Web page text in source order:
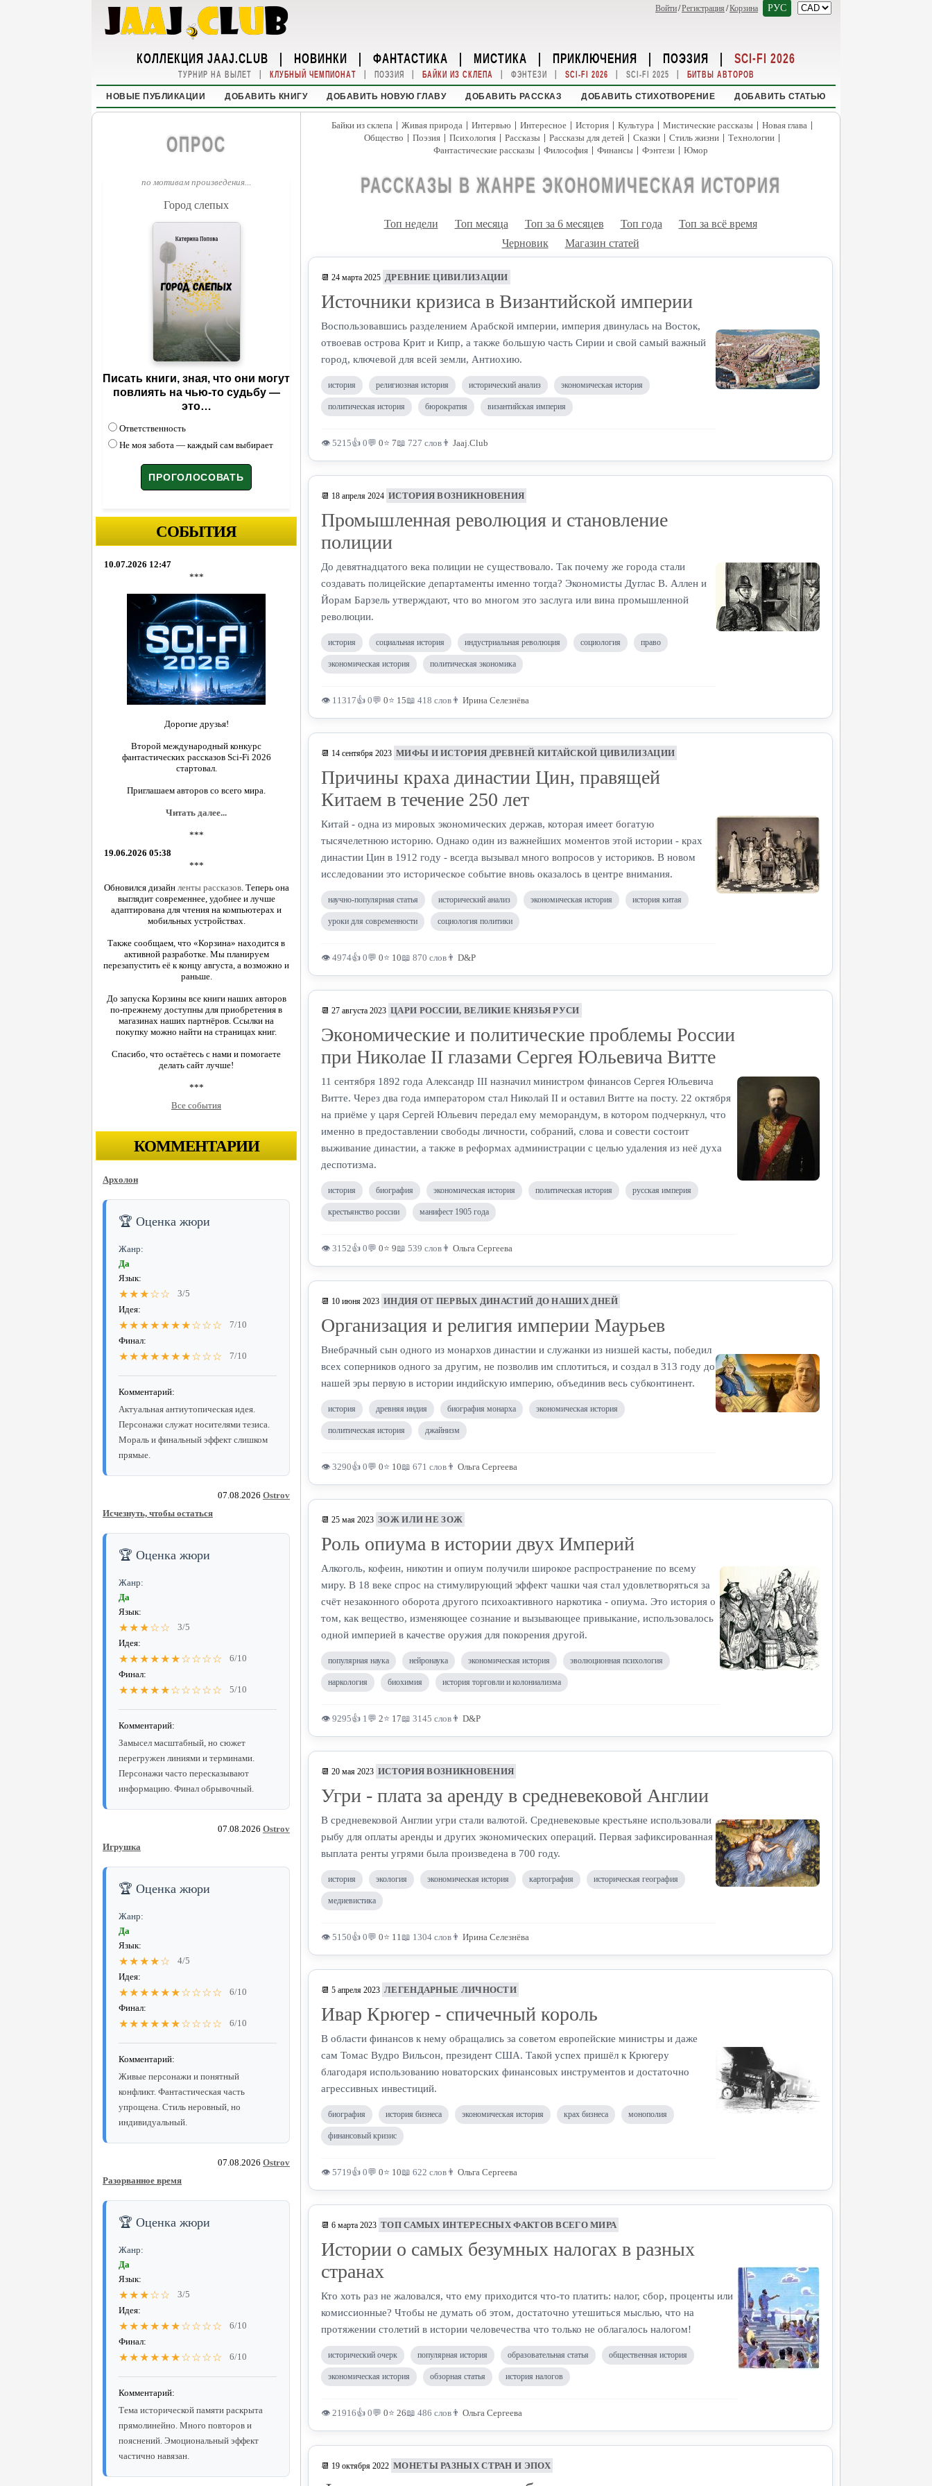
Войти/Регистрация /Корзина РУС
КОЛЛЕКЦИЯ JAAJ.CLUB | НОВИНКИ | ФАНТАСТИКА | МИСТИКА | ПРИКЛЮЧЕНИЯ | ПОЭЗИЯ | SCI-FI 2026
ТУРНИР НА ВЫЛЕТ | КЛУБНЫЙ ЧЕМПИОНАТ | ПОЭЗИЯ | БАЙКИ ИЗ СКЛЕПА | ФЭНТЕЗИ | SCI-FI 2026 | SCI-FI 2025 | БИТВЫ АВТОРОВ
НОВЫЕ ПУБЛИКАЦИИ ДОБАВИТЬ КНИГУ ДОБАВИТЬ НОВУЮ ГЛАВУ ДОБАВИТЬ РАССКАЗ ДОБАВИТЬ СТИХОТВОРЕНИЕ ДОБАВИТЬ СТАТЬЮ
ОПРОС
по мотивам произведения...
Город слепых
Писать книги, зная, что они могут
повлиять на чью-то судьбу —
это…
Ответственность
Не моя забота — каждый сам выбирает
СОБЫТИЯ
10.07.2026 12:47
***
Дорогие друзья!
Второй международный конкурс
фантастических рассказов Sci-Fi 2026
стартовал.
Приглашаем авторов со всего мира.
Читать далее...
***
19.06.2026 05:38
***
Обновился дизайн ленты рассказов. Теперь она
выглядит современнее, удобнее и лучше
адаптирована для чтения на компьютерах и
мобильных устройствах.
Также сообщаем, что «Корзина» находится в
активной разработке. Мы планируем
перезапустить её к концу августа, а возможно и
раньше.
До запуска Корзины все книги наших авторов
по-прежнему доступны для приобретения в
магазинах наших партнёров. Ссылки на
покупку можно найти на страницах книг.
Спасибо, что остаётесь с нами и помогаете
делать сайт лучше!
***
Все события
КОММЕНТАРИИ
Архолон
🏆 Оценка жюри
Жанр:
Да
Язык:
★★★☆☆
3/5
Идея:
★★★★★★★☆☆☆
7/10
Финал:
★★★★★★★☆☆☆ 7/10
Комментарий:
Актуальная антиутопическая идея.
Персонажи служат носителями тезиса.
Мораль и финальный эффект слишком
прямые.
07.08.2026 Ostrov
Исчезнуть, чтобы остаться
🏆 Оценка жюри
Жанр:
Да
Язык:
★★★☆☆
3/5
Идея:
★★★★★★☆☆☆☆
6/10
Финал:
★★★★★☆☆☆☆☆ 5/10
Комментарий:
Замысел масштабный, но сюжет
перегружен линиями и терминами.
Персонажи часто пересказывают
информацию. Финал обрывочный.
07.08.2026 Ostrov
Игрушка
🏆 Оценка жюри
Жанр:
Да
Язык:
★★★★☆
4/5
Идея:
★★★★★★☆☆☆☆
6/10
Финал:
★★★★★★☆☆☆☆ 6/10
Комментарий:
Живые персонажи и понятный
конфликт. Фантастическая часть
упрощена. Стиль неровный, но
индивидуальный.
07.08.2026 Ostrov
Разорванное время
🏆 Оценка жюри
Жанр:
Да
Язык:
★★★☆☆
3/5
Идея:
★★★★★★☆☆☆☆
6/10
Финал:
★★★★★★☆☆☆☆ 6/10
Комментарий:
Тема исторической памяти раскрыта
прямолинейно. Много повторов и
пояснений. Эмоциональный эффект
частично навязан.
Байки из склепа | Живая природа | Интервью | Интересное | История | Культура | Мистические рассказы | Новая глава |
Общество | Поэзия | Психология | Рассказы | Рассказы для детей | Сказки | Стиль жизни | Технологии |
Фантастические рассказы | Философия | Финансы | Фэнтези | Юмор
РАССКАЗЫ В ЖАНРЕ ЭКОНОМИЧЕСКАЯ ИСТОРИЯ
Топ недели Топ месяца Топ за 6 месяцев Топ года
Топ за всё время
Черновик
Магазин статей
📆 24 марта 2025 ДРЕВНИЕ ЦИВИЛИЗАЦИИ
Источники кризиса в Византийской империи
Воспользовавшись разделением Арабской империи, империя двинулась на Восток,
отвоевав острова Крит и Кипр, а также большую часть Сирии и свой самый важный
город, ключевой для всей земли, Антиохию.
история религиозная история исторический анализ экономическая история
политическая история бюрократия византийская империя
👁 5215👍 0💬 0⭐ 7📖 727 слов 👨 Jaaj.Club
📆 18 апреля 2024 ИСТОРИЯ ВОЗНИКНОВЕНИЯ
Промышленная революция и становление
полиции
До девятнадцатого века полиции не существовало. Так почему же города стали
создавать полицейские департаменты именно тогда? Экономисты Дуглас В. Аллен и
Йорам Барзель утверждают, что во многом это заслуга или вина промышленной
революции.
история социальная история индустриальная революция социология право
экономическая история политическая экономика
👁 11317👍 0💬 0⭐ 15📖 418 слов 👨 Ирина Селезнёва
📆 14 сентября 2023 МИФЫ И ИСТОРИЯ ДРЕВНЕЙ КИТАЙСКОЙ ЦИВИЛИЗАЦИИ
Причины краха династии Цин, правящей
Китаем в течение 250 лет
Китай - одна из мировых экономических держав, которая имеет богатую
тысячелетнюю историю. Однако один из важнейших моментов этой истории - крах
династии Цин в 1912 году - всегда вызывал много вопросов у историков. В новом
исследовании это историческое событие вновь оказалось в центре внимания.
научно-популярная статья исторический анализ экономическая история история китая
уроки для современности социология политики
👁 4974👍 0💬 0⭐ 10📖 870 слов 👨 D&P
📆 27 августа 2023 ЦАРИ РОССИИ, ВЕЛИКИЕ КНЯЗЬЯ РУСИ
Экономические и политические проблемы России
при Николае II глазами Сергея Юльевича Витте
11 сентября 1892 года Александр III назначил министром финансов Сергея Юльевича
Витте. Через два года императором стал Николай II и оставил Витте на посту. 22 октября
на приёме у царя Сергей Юльевич передал ему меморандум, в котором подчеркнул, что
именно в предоставлении свободы личности, собраний, слова и совести состоит
выживание династии, а также в реформах администрации с целью удаления из неё духа
деспотизма.
история биография экономическая история политическая история русская империя
крестьянство россии манифест 1905 года
👁 3152👍 0💬 0⭐ 9📖 539 слов 👨 Ольга Сергеева
📆 10 июня 2023 ИНДИЯ ОТ ПЕРВЫХ ДИНАСТИЙ ДО НАШИХ ДНЕЙ
Организация и религия империи Маурьев
Внебрачный сын одного из монархов династии и служанки из низшей касты, победил
всех соперников одного за другим, не позволив им сплотиться, и создал в 313 году до
нашей эры первую в истории индийскую империю, объединив весь субконтинент.
история древняя индия биография монарха экономическая история
политическая история джайнизм
👁 3290👍 0💬 0⭐ 10📖 671 слов 👨 Ольга Сергеева
📆 25 мая 2023 ЗОЖ ИЛИ НЕ ЗОЖ
Роль опиума в истории двух Империй
Алкоголь, кофеин, никотин и опиум получили широкое распространение по всему
миру. В 18 веке спрос на стимулирующий эффект чашки чая стал удовлетворяться за
счёт незаконного оборота другого психоактивного наркотика - опиума. Это история о
том, как вещество, изменяющее сознание и вызывающее привыкание, использовалось
одной империей в качестве оружия для покорения другой.
популярная наука нейронаука экономическая история эволюционная психология
наркология биохимия история торговли и колониализма
👁 9295👍 1💬 2⭐ 17📖 3145 слов 👨 D&P
📆 20 мая 2023 ИСТОРИЯ ВОЗНИКНОВЕНИЯ
Угри - плата за аренду в средневековой Англии
В средневековой Англии угри стали валютой. Средневековые крестьяне использовали
рыбу для оплаты аренды и других экономических операций. Первая зафиксированная
выплата ренты угрями была произведена в 700 году.
история экология экономическая история картография историческая география
медиевистика
👁 5150👍 0💬 0⭐ 11📖 1304 слов 👨 Ирина Селезнёва
📆 5 апреля 2023 ЛЕГЕНДАРНЫЕ ЛИЧНОСТИ
Ивар Крюгер - спичечный король
В области финансов к нему обращались за советом европейские министры и даже
сам Томас Вудро Вильсон, президент США. Такой успех пришёл к Крюгеру
благодаря использованию новаторских финансовых инструментов и достаточно
агрессивных инвестиций.
биография история бизнеса экономическая история крах бизнеса монополия
финансовый кризис
👁 5719👍 0💬 0⭐ 10📖 622 слов 👨 Ольга Сергеева
📆 6 марта 2023 ТОП САМЫХ ИНТЕРЕСНЫХ ФАКТОВ ВСЕГО МИРА
Истории о самых безумных налогах в разных
странах
Кто хоть раз не жаловался, что ему приходится что-то платить: налог, сбор, проценты или
комиссионные? Чтобы не думать об этом, достаточно утешиться мыслью, что на
протяжении столетий в истории человечества что только не облагалось налогом!
исторический очерк популярная история образовательная статья общественная история
экономическая история обзорная статья история налогов
👁 21916👍 0💬 0⭐ 26📖 486 слов 👨 Ольга Сергеева
📆 19 октября 2022 МОНЕТЫ РАЗНЫХ СТРАН И ЭПОХ